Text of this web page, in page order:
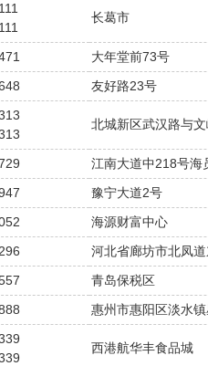
长葛市
大年堂前73号
友好路23号
北城新区武汉路与
江南大道中218号海
豫宁大道2号
海源财富中心
河北省廊坊市北凤
青岛保税区
惠州市惠阳区淡水
西港航华丰食品城